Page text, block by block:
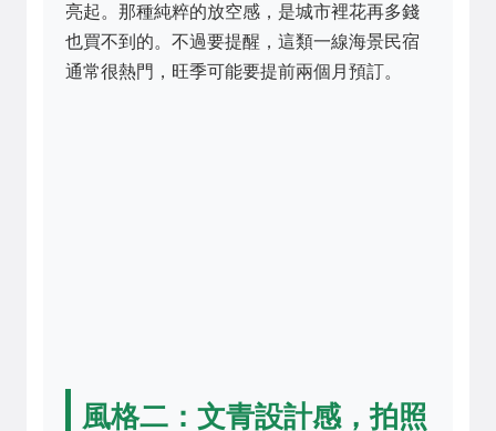
亮起。那種純粹的放空感，是城市裡花再多錢
也買不到的。不過要提醒，這類一線海景民宿
通常很熱門，旺季可能要提前兩個月預訂。
風格二：文青設計感，拍照